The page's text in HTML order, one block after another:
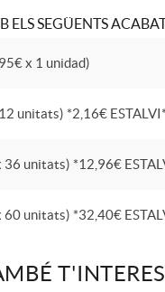
ELS SEGÜENTS
x 1 unidad)
unitats) *2,16€ ESTALVI*
36 unitats) *12,96€
60 unitats) *32,40€